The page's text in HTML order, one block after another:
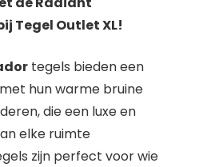
Tegel Outlet XL!
tegels bieden een
hun warme bruine
die een luxe en
elke ruimte
zijn perfect voor wie